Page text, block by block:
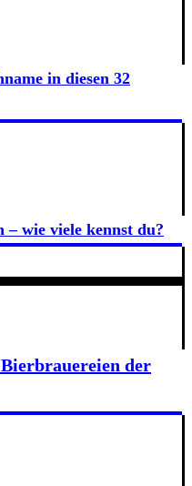
in diesen 32
wie viele kennst du?
der